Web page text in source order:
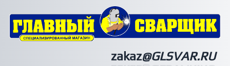
zakaz@GLSVAR.RU